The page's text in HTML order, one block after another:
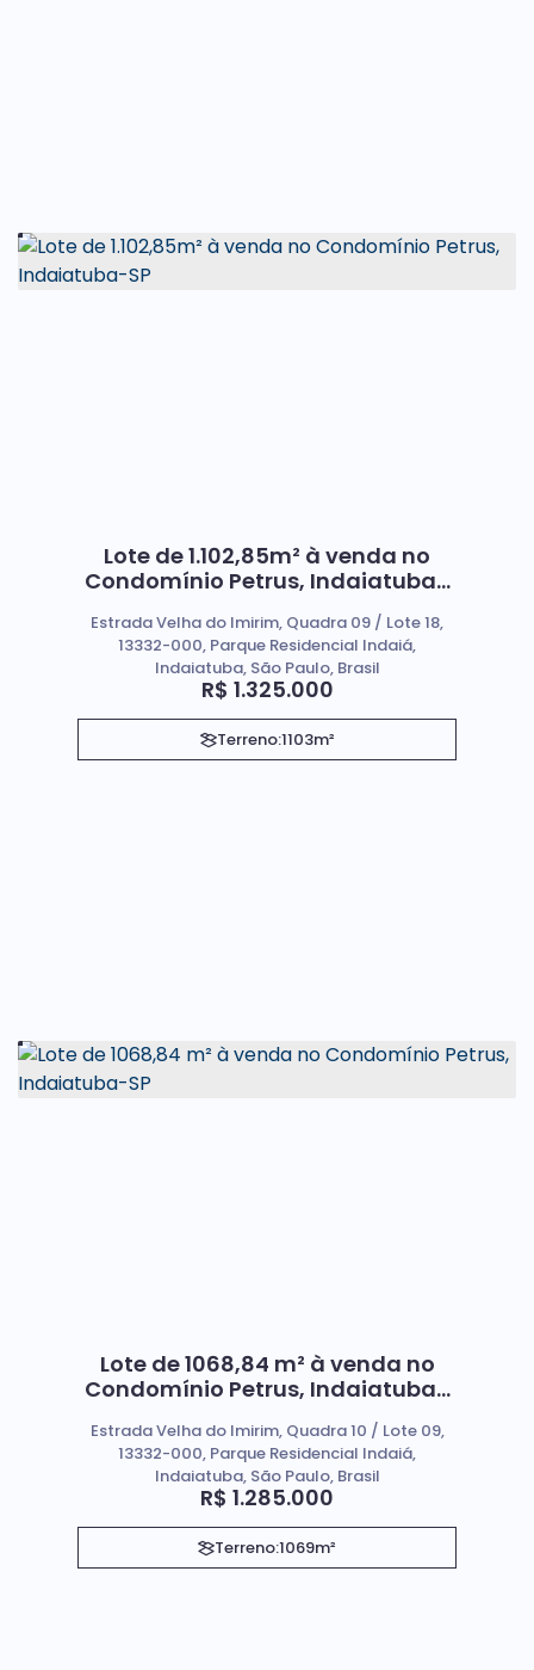
Lote de 1.102,85m² à venda no
Condomínio Petrus, Indaiatuba-
R$ 1.325.000
Estrada Velha do Imirim, Quadra 09 / Lote 18,
13332-000, Parque Residencial Indaiá,
Indaiatuba, São Paulo, Brasil
Terreno:1103m²
Lote de 1068,84 m² à venda no
Condomínio Petrus, Indaiatuba-
R$ 1.285.000
Estrada Velha do Imirim, Quadra 10 / Lote 09,
13332-000, Parque Residencial Indaiá,
Indaiatuba, São Paulo, Brasil
Terreno:1069m²